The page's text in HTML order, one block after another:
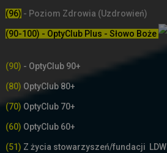
(96) - Poziom Zdrowia (Uzdrowień)
(90-100) - OptyClub Plus - Słowo Boże
(90) - OptyClub 90+
(80) OptyClub 80+
(70) OptyClub 70+
(60) OptyClub 60+
(51) Z życia stowarzyszeń/fundacji LDW